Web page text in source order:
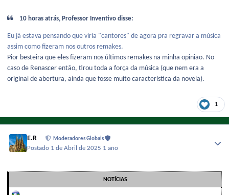
10 horas atrás, Professor Inventivo disse:
Eu já estava pensando que viria "cantores" de agora pra regravar a música
assim como fizeram nos outros remakes.
Pior besteira que eles fizeram nos últimos remakes na minha opinião. No
caso de Renascer então, tirou toda a força da música (que nem era a
original de abertura, ainda que fosse muito característica da novela).
1
E.R Moderadores Globais
Postado 1 de Abril de 2025 1 ano
NOTÍCIAS